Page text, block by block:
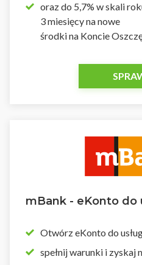
oraz do 5,7% w skali
3 miesięcy na nowe
środki na Koncie
mBank - eKonto do
Otwórz eKonto do
spełnij warunki i zyskaj